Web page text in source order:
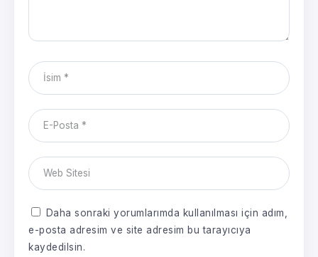
Daha sonraki yorumlarımda kullanılması için adım,
e-posta adresim ve site adresim bu tarayıcıya
kaydedilsin.